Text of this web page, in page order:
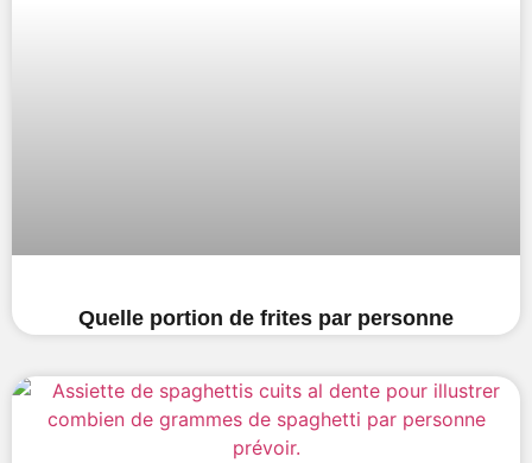
Quelle portion de frites par personne